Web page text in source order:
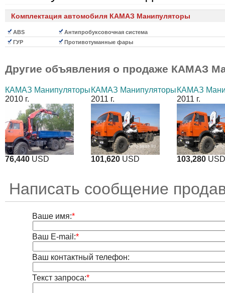
Комплектация автомобиля КАМАЗ Манипуляторы
ABS
Антипробуксовочная система
ГУР
Противотуманные фары
Другие объявления о продаже КАМАЗ
КАМАЗ Манипуляторы
2010 г.
76,440 USD
КАМАЗ Манипуляторы
2011 г.
101,620 USD
КАМАЗ
2011 г.
103,280 USD
Написать сообщение
Ваше имя:*
Ваш E-mail:*
Ваш контактный телефон:
Текст запроса:*